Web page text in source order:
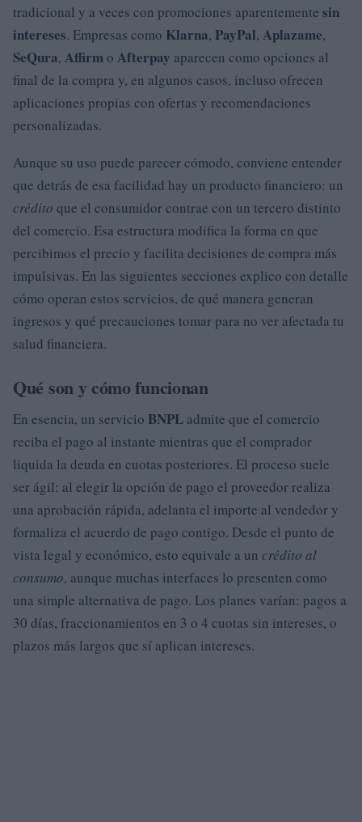
tradicional y a veces con promociones aparentemente sin
intereses. Empresas como Klarna, PayPal, Aplazame,
SeQura, Affirmo Afterpay aparecen como opciones al
final de la compra y, en algunos casos, incluso ofrecen
aplicaciones propias con ofertas y recomendaciones
personalizadas.
Aunque su uso puede parecer cómodo, conviene entender
que detrás de esa facilidad hay un producto financiero: un
crédito que el consumidor contrae con un tercero distinto
del comercio. Esa estructura modifica la forma en que
percibimos el precio y facilita decisiones de compra más
impulsivas. En las siguientes secciones explico con detalle
cómo operan estos servicios, de qué manera generan
ingresos y qué precauciones tomar para no ver afectada tu
salud financiera.
Qué son y cómo funcionan
En esencia, un servicio BNPL admite que el comercio
reciba el pago al instante mientras que el comprador
liquida la deuda en cuotas posteriores. El proceso suele
ser ágil: al elegir la opción de pago el proveedor realiza
una aprobación rápida, adelanta el importe al vendedor y
formaliza el acuerdo de pago contigo. Desde el punto de
vista legal y económico, esto equivale a un crédito al
consumo, aunque muchas interfaces lo presenten como
una simple alternativa de pago. Los planes varían: pagos a
30 días, fraccionamientos en 3 o 4 cuotas sin intereses, o
plazos más largos que sí aplican intereses.